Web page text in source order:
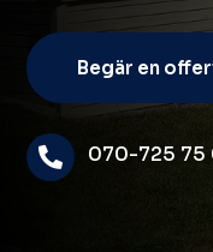
Begär en
 070-725 75